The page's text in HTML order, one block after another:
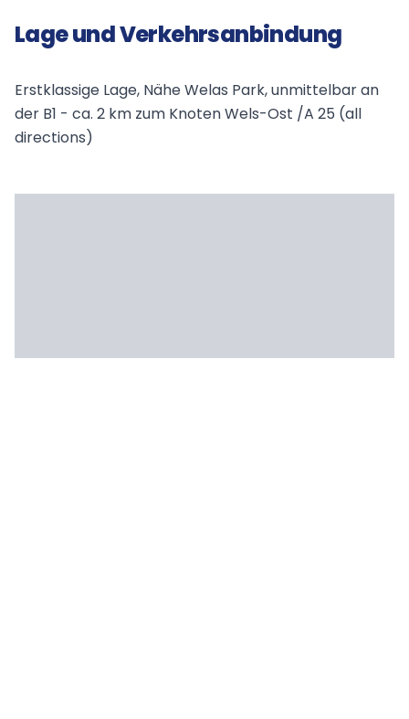
Lage und Verkehrsanbindung
Erstklassige Lage, Nähe Welas Park, unmittelbar an
der B1 - ca. 2 km zum Knoten Wels-Ost /A 25 (all
directions)